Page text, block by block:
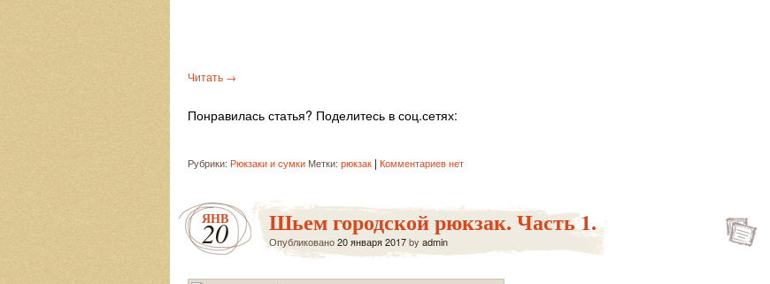
Читать →
Понравилась статья? Поделитесь в соц.сетях:
Рубрики: Рюкзаки и сумки Метки: рюкзак | Комментариев нет
ЯНВ
20 Шьем городской рюкзак. Часть 1.
Опубликовано20 января 2017by admin